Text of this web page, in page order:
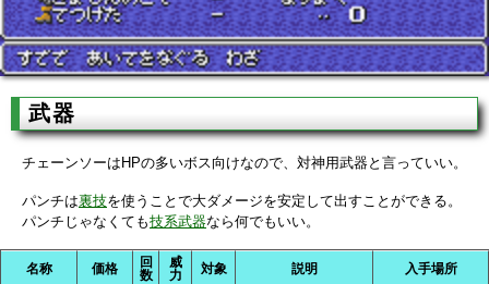
武器
チェーンソーはHPの多いボス向けなので、対神用武器と言っていい。
パンチは裏技を使うことで大ダメージを安定して出すことができる。
パンチじゃなくても技系武器なら何でもいい。
名称 価格
回
数
威
力
対象 説明 入手場所